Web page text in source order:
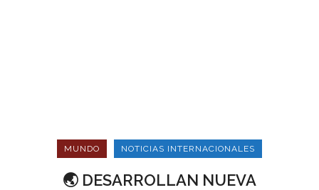
MUNDO NOTICIAS INTERNACIONALES
🌏 DESARROLLAN NUEVA